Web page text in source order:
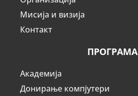
Мисија и визија
Контакт
ПРОГРАМА
Академија
Донирање компјутери